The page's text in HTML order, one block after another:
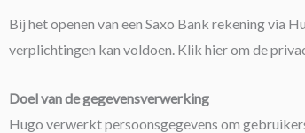
Bij het openen van een Saxo Bank rekening via
verplichtingen kan voldoen. Klik hier om de
Doel van de gegevensverwerking
Hugo verwerkt persoonsgegevens om